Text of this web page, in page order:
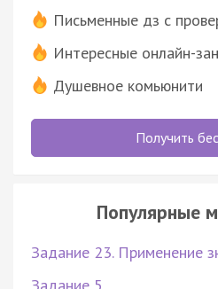
Письменные дз с
Интересные онлайн-
Душевное комьюнити
Получить
Популярные
Задание 23. Применение
Задание 5